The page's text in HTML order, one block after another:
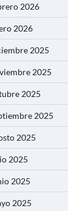
2026
2026
2025
2025
2025
2025
2025
2025
2025
2025